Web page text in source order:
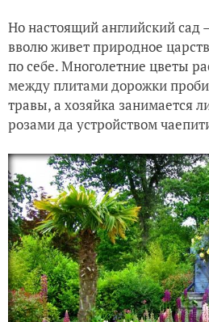
Но настоящий английский сад
вволю живет природное
по себе. Многолетние цветы
между плитами дорожки
травы, а хозяйка занимается
розами да устройством